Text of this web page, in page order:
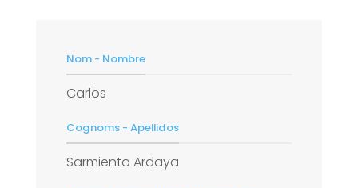
Nom - Nombre
Carlos
Cognoms - Apellidos
Sarmiento Ardaya